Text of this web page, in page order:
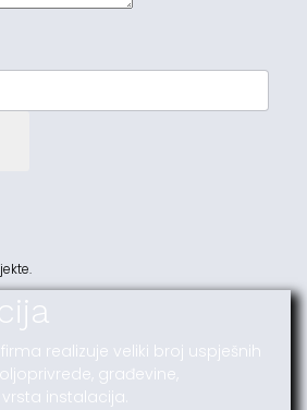
realizuje veliki broj uspješnih
građevine,
instalacija.